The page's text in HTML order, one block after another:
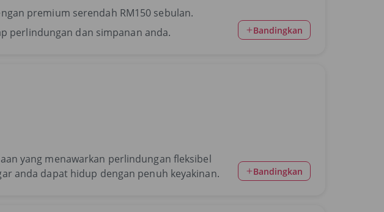
premium serendah RM150 sebulan.
perlindungan dan simpanan anda.
Bandingkan
yang menawarkan perlindungan fleksibel
anda dapat hidup dengan penuh keyakinan.
Bandingkan